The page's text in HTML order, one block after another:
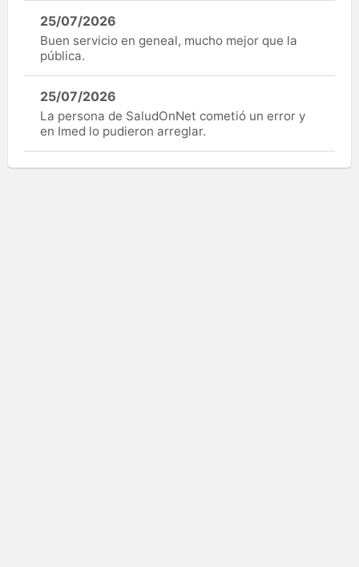
25/07/2026
Buen servicio en geneal, mucho mejor que la
pública.
25/07/2026
La persona de SaludOnNet cometió un error y
en Imed lo pudieron arreglar.